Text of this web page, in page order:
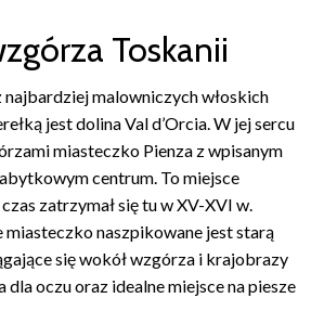
Toskanii
najbardziej malowniczych włoskich
jest dolina Val d’Orcia. W jej sercu
miasteczko Pienza z wpisanym
centrum. To miejsce
zatrzymał się tu w XV-XVI w.
naszpikowane jest starą
się wokół wzgórza i krajobrazy
oczu oraz idealne miejsce na piesze